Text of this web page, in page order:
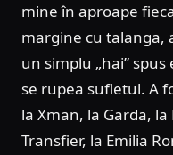
mine în aproape
margine cu talanga,
un simplu „hai”
se rupea sufletul. A
la Xman, la Garda,
Transfier, la Emilia